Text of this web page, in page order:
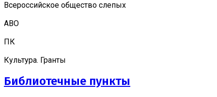
Всероссийское общество слепых
АВО
ПК
Культура. Гранты
Библиотечные пункты